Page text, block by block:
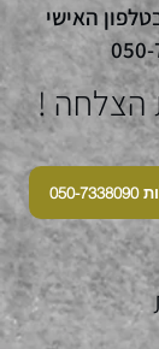
האישי
הצלחה !